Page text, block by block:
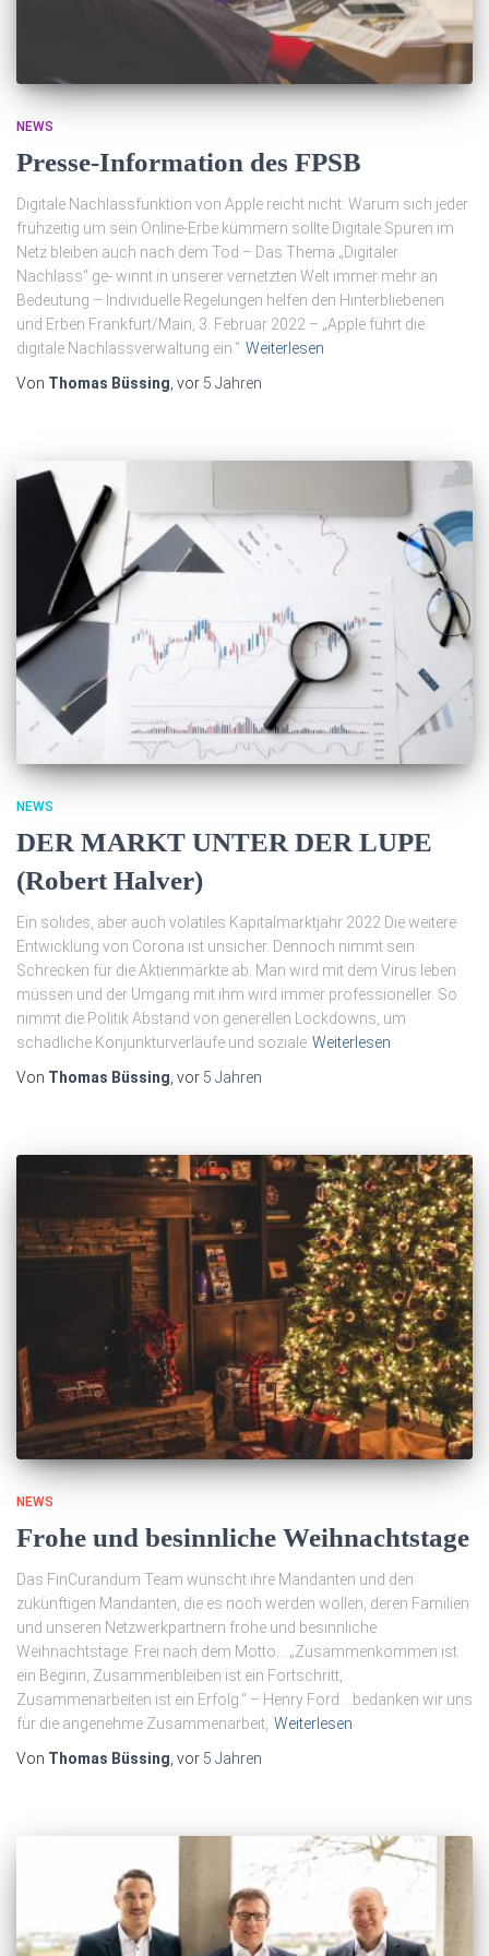
NEWS
Presse-Information des FPSB
Digitale Nachlassfunktion von Apple reicht nicht: Warum sich jeder
frühzeitig um sein Online-Erbe kümmern sollte Digitale Spuren im
Netz bleiben auch nach dem Tod – Das Thema „Digitaler
Nachlass“ ge- winnt in unserer vernetzten Welt immer mehr an
Bedeutung – Individuelle Regelungen helfen den Hinterbliebenen
und Erben Frankfurt/Main, 3. Februar 2022 – „Apple führt die
digitale Nachlassverwaltung ein.“ Weiterlesen
Von Thomas Büssing , vor 5 Jahren
NEWS
DER MARKT UNTER DER LUPE
(Robert Halver)
Ein solides, aber auch volatiles Kapitalmarktjahr 2022 Die weitere
Entwicklung von Corona ist unsicher. Dennoch nimmt sein
Schrecken für die Aktienmärkte ab. Man wird mit dem Virus leben
müssen und der Umgang mit ihm wird immer professioneller. So
nimmt die Politik Abstand von generellen Lockdowns, um
schädliche Konjunkturverläufe und soziale Weiterlesen
Von Thomas Büssing, vor 5 Jahren
NEWS
Frohe und besinnliche Weihnachtstage
Das FinCurandum Team wünscht ihre Mandanten und den
zukünftigen Mandanten, die es noch werden wollen, deren Familien
und unseren Netzwerkpartnern frohe und besinnliche
Weihnachtstage. Frei nach dem Motto… „Zusammenkommen ist
ein Beginn, Zusammenbleiben ist ein Fortschritt,
Zusammenarbeiten ist ein Erfolg.“ – Henry Ford …bedanken wir uns
für die angenehme Zusammenarbeit, Weiterlesen
Von Thomas Büssing , vor 5 Jahren